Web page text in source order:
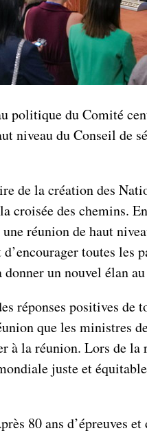
politique du Comité
niveau du Conseil
de la création des
croisée des chemins.
réunion de haut
toutes les
un nouvel élan
réponses positives de
que les ministres
à la réunion. Lors de
juste et
80 ans d’épreuves